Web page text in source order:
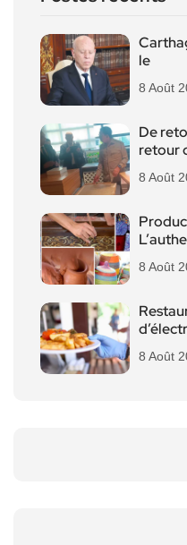
le
8 Août
De
retour
8 Août
8 Août
8 Août